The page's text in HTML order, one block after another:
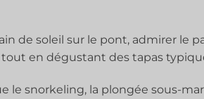
de soleil sur le pont, admirer le
en dégustant des tapas
snorkeling, la plongée sous-